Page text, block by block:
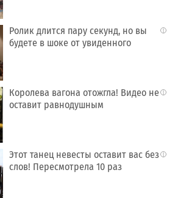
i
Ролик длится пару секунд, но вы
будете в шоке от увиденного
i
Королева вагона отожгла! Видео не
оставит равнодушным
i
Этот танец невесты оставит вас без
слов! Пересмотрела 10 раз